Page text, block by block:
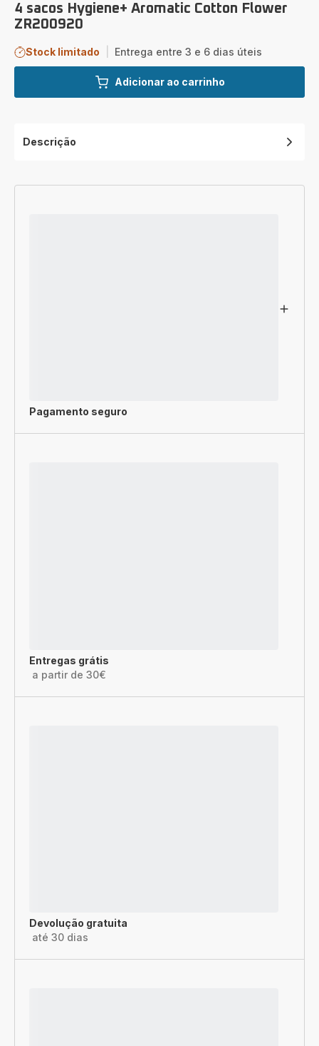
4 sacos Hygiene+ Aromatic Cotton Flower
ZR200920
Stock limitado Entrega entre 3 e 6 dias úteis
Adicionar ao carrinho
Descrição
Pagamento seguro
Entregas grátis
a partir de 30€
Devolução gratuita
até 30 dias